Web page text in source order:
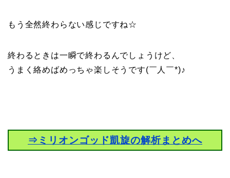
もう全然終わらない感じですね☆
終わるときは一瞬で終わるんでしょうけど、
うまく絡めばめっちゃ楽しそうです(￣人￣*)♪
⇒ミリオンゴッド凱旋の解析まとめへ